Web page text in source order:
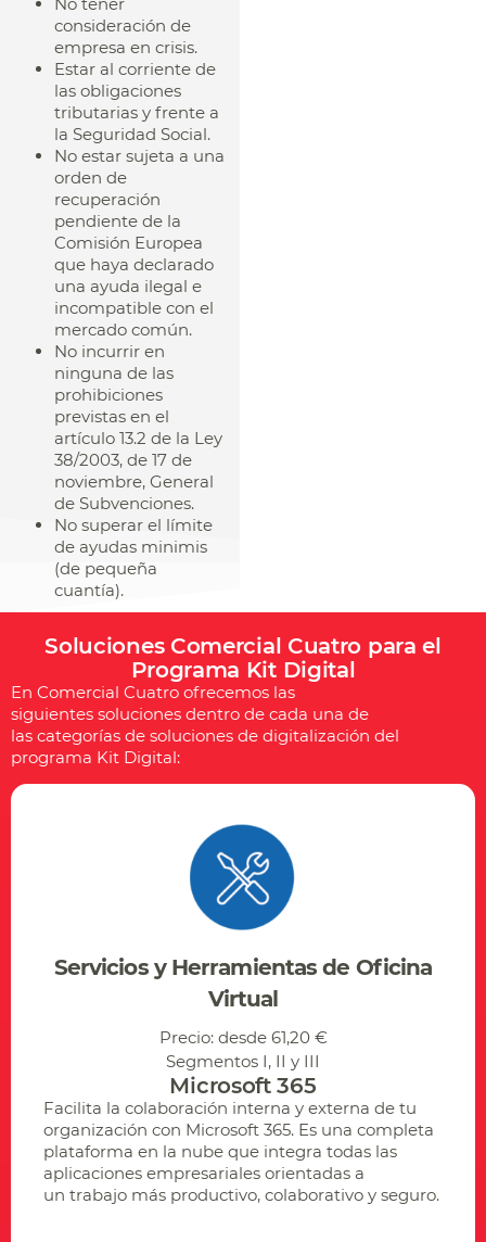
consideración de
empresa en crisis.
Estar al corriente de
las obligaciones
tributarias y frente a
la Seguridad Social.
No estar sujeta a una
orden de
recuperación
pendiente de la
Comisión Europea
que haya declarado
una ayuda ilegal e
incompatible con el
mercado común.
No incurrir en
ninguna de las
prohibiciones
previstas en el
artículo 13.2 de la Ley
38/2003, de 17 de
noviembre, General
de Subvenciones.
No superar el límite
de ayudas minimis
(de pequeña
cuantía).
Soluciones Comercial Cuatro para el
Programa Kit Digital
En Comercial Cuatro ofrecemos las
siguientes soluciones dentro de cada una de
las categorías de soluciones de digitalización del
programa Kit Digital:
Servicios y Herramientas de Oficina
Virtual
Precio: desde 61,20 €
Segmentos I, II y III
Microsoft 365
Facilita la colaboración interna y externa de tu
organización con Microsoft 365. Es una completa
plataforma en la nube que integra todas las
aplicaciones empresariales orientadas a
un trabajo más productivo, colaborativo y seguro.